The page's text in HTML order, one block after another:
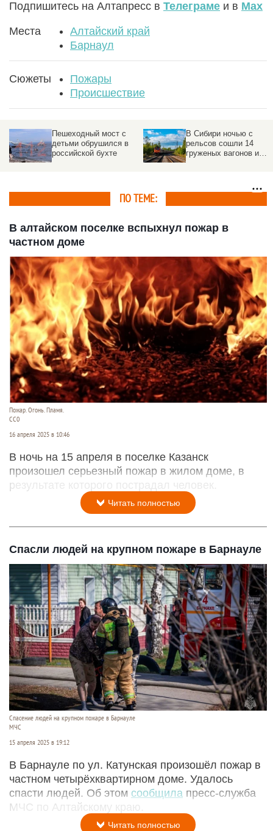
Подпишитесь на Алтапресс в Телеграме и в Max
Места
Алтайский край
Барнаул
Сюжеты
Пожары
Происшествие
Подростков выносили
на носилках со станции
метро
Глобальный сбой
произошел работе Т-
Банка
ПО ТЕМЕ:
В алтайском поселке вспыхнул пожар в
частном доме
Пожар. Огонь. Пламя.
СС0
16 апреля 2025 в 10:46
В ночь на 15 апреля в поселке Казанск
произошел серьезный пожар в жилом доме, в
результате которого пострадал человек.
Читать полностью
Спасли людей на крупном пожаре в Барнауле
Спасение людей на крупном пожаре в Барнауле
МЧС
15 апреля 2025 в 19:12
В Барнауле по ул. Катунская произошёл пожар в
частном четырёхквартирном доме. Удалось
спасти людей. Об этом сообщила пресс-служба
МЧС по Алтайскому краю.
Читать полностью